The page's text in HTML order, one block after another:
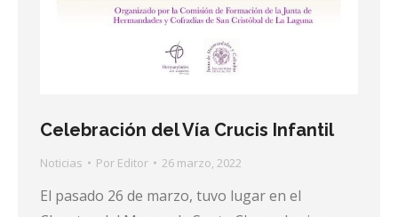
Celebración del Vía Crucis Infantil
Noticias Por Editor 26 marzo, 2022
El pasado 26 de marzo, tuvo lugar en el